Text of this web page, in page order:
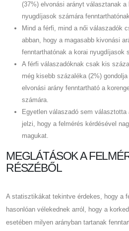
(37%) elvonási arányt választanak a
nyugdíjasok számára
Mind a férfi, mind a női válaszadók
abban, hogy a magasabb kivonási
fenntarthatónak a korai nyugdíjasok
A férfi válaszadóknak csak kis
még kisebb százaléka (2%)
elvonási arány fenntartható a
számára.
Egyetlen válaszadó sem
jelzi, hogy a felmérés kérdésével
magukat.
MEGLÁTÁSOK A
RÉSZÉBŐL
A statisztikákat tekintve érdekes, hogy a
hasonlóan vélekednek arról, hogy a
esetében milyen arányban tartanak